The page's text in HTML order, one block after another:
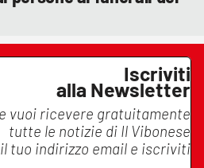
Iscriviti
alla Newsletter
vuoi ricevere gratuitamente
tutte le notizie di Il Vibonese
tuo indirizzo email e iscriviti